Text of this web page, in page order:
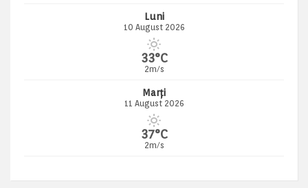
Luni
10 August 2026
33°C
2m/s
Marți
11 August 2026
37°C
2m/s